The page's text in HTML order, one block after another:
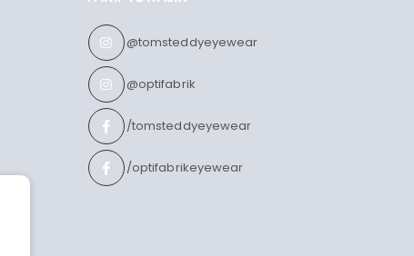
@tomsteddyeyewear
@optifabrik
/tomsteddyeyewear
/optifabrikeyewear